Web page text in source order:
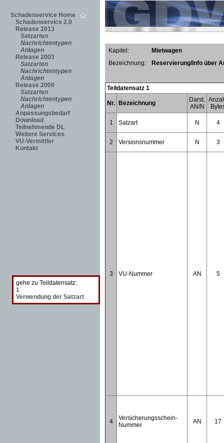
Schadenservice Home
Schadenservice 2.0
Release 2013
Satzarten
Nachrichtentypen
Anlagen
Release 2003
Satzarten
Nachrichtentypen
Anlagen
Release 2000
Satzarten
Nachrichtentypen
Anlagen
Anpassungsbedarf
Download
Teilnehmende DL
Weitere Services
VU-Vermittler
Kontakt
Kapitel:
Mietwagen
Bezeichnung:
Reservierung/Info über
Teildatensatz 1
gehe zu Teildatensatz:
1
Verwendung der Satzart
Nr. Bezeichnung
Darst.
AN/N
1 Satzart N 4
2 Versionsnummer N 3
3 VU-Nummer AN 5
4
Versicherungsschein-
Nummer
AN 17